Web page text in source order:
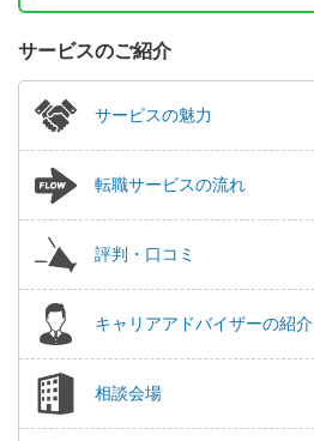
サービスのご紹介
サービスの魅力
転職サービスの流れ
評判・口コミ
キャリアアドバイザーの紹介
相談会場